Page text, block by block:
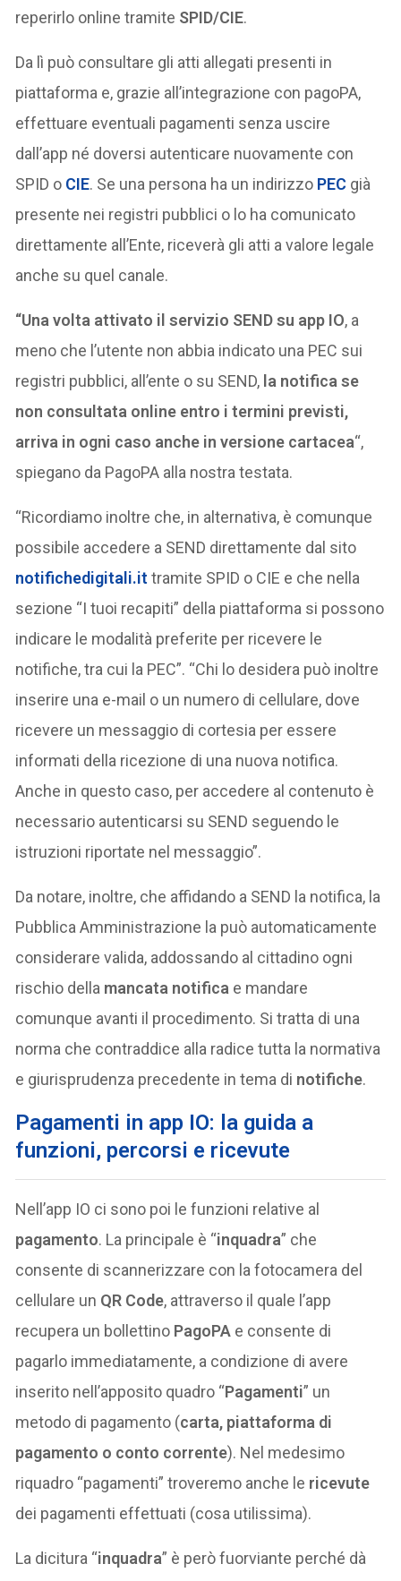
reperirlo online tramite SPID/CIE.
Da lì può consultare gli atti allegati presenti in
piattaforma e, grazie all’integrazione con pagoPA,
effettuare eventuali pagamenti senza uscire
dall’app né doversi autenticare nuovamente con
SPID o CIE. Se una persona ha un indirizzo PEC già
presente nei registri pubblici o lo ha comunicato
direttamente all’Ente, riceverà gli atti a valore legale
anche su quel canale.
“Una volta attivato il servizio SEND su app IO, a
meno che l’utente non abbia indicato una PEC sui
registri pubblici, all’ente o su SEND, la notifica se
non consultata online entro i termini previsti,
arriva in ogni caso anche in versione cartacea“,
spiegano da PagoPA alla nostra testata.
“Ricordiamo inoltre che, in alternativa, è comunque
possibile accedere a SEND direttamente dal sito
notifichedigitali.it tramite SPID o CIE e che nella
sezione “I tuoi recapiti” della piattaforma si possono
indicare le modalità preferite per ricevere le
notifiche, tra cui la PEC”. “Chi lo desidera può inoltre
inserire una e-mail o un numero di cellulare, dove
ricevere un messaggio di cortesia per essere
informati della ricezione di una nuova notifica.
Anche in questo caso, per accedere al contenuto è
necessario autenticarsi su SEND seguendo le
istruzioni riportate nel messaggio”.
Da notare, inoltre, che affidando a SEND la notifica, la
Pubblica Amministrazione la può automaticamente
considerare valida, addossando al cittadino ogni
rischio della mancata notifica e mandare
comunque avanti il procedimento. Si tratta di una
norma che contraddice alla radice tutta la normativa
e giurisprudenza precedente in tema di notifiche.
Pagamenti in app IO: la guida a
funzioni, percorsi e ricevute
Nell’app IO ci sono poi le funzioni relative al
pagamento. La principale è “inquadra” che
consente di scannerizzare con la fotocamera del
cellulare un QR Code, attraverso il quale l’app
recupera un bollettino PagoPA e consente di
pagarlo immediatamente, a condizione di avere
inserito nell’apposito quadro “Pagamenti” un
metodo di pagamento (carta, piattaforma di
pagamento o conto corrente). Nel medesimo
riquadro “pagamenti” troveremo anche le ricevute
dei pagamenti effettuati (cosa utilissima).
La dicitura “inquadra” è però fuorviante perché dà